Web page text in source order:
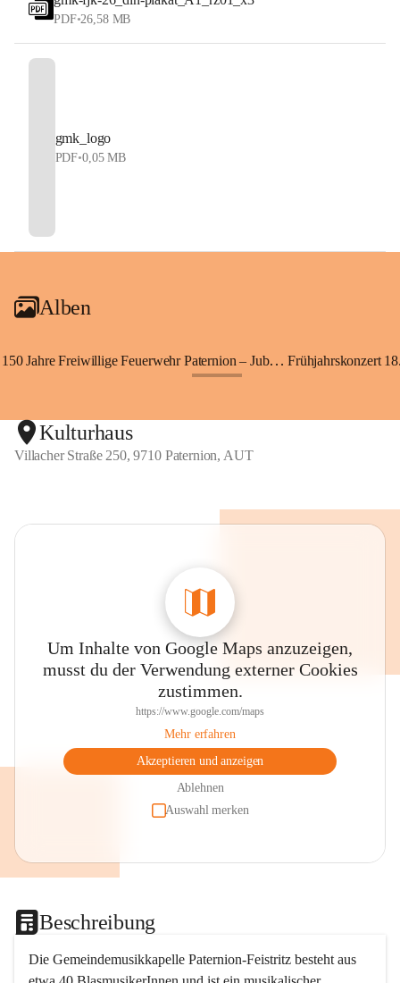
PDF•26,58 MB
gmk_logo
PDF•0,05 MB
Alben
150 Jahre Freiwillige Feuerwehr Paternion – Jubiläumsfest Frühjahrskonzert
Kulturhaus
Villacher Straße 250, 9710 Paternion, AUT
Um Inhalte von Google Maps anzuzeigen,
musst du der Verwendung externer Cookies
zustimmen.
https://www.google.com/maps
Mehr erfahren
Akzeptieren und anzeigen
Ablehnen
Auswahl merken
Beschreibung
Die Gemeindemusikkapelle Paternion-Feistritz besteht aus